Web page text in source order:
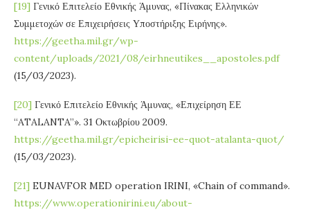
[19] Γενικό Επιτελείο Εθνικής Άμυνας, «Πίνακας Ελληνικών
Συμμετοχών σε Επιχειρήσεις Υποστήριξης Ειρήνης».
https://geetha.mil.gr/wp-
content/uploads/2021/08/eirhneutikes__apostoles.pdf
(15/03/2023).
[20] Γενικό Επιτελείο Εθνικής Άμυνας, «Επιχείρηση ΕΕ
“ATALANTA”». 31 Οκτωβρίου 2009.
https://geetha.mil.gr/epicheirisi-ee-quot-atalanta-quot/
(15/03/2023).
[21] EUNAVFOR MED operation IRINI, «Chain of command».
https://www.operationirini.eu/about-